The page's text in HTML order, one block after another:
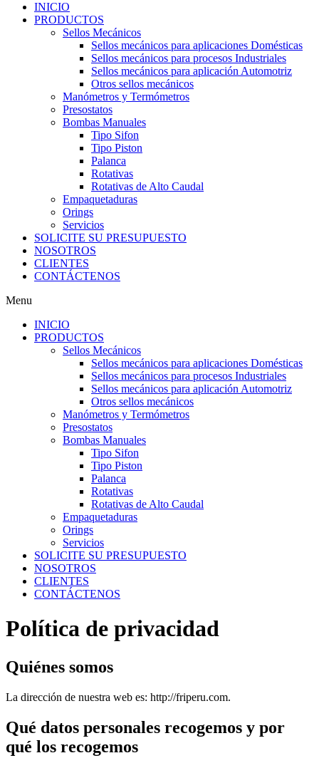
INICIO
PRODUCTOS
Sellos Mecánicos
Sellos mecánicos para aplicaciones Domésticas
Sellos mecánicos para procesos Industriales
Sellos mecánicos para aplicación Automotriz
Otros sellos mecánicos
Manómetros y Termómetros
Presostatos
Bombas Manuales
Tipo Sifon
Tipo Piston
Palanca
Rotativas
Rotativas de Alto Caudal
Empaquetaduras
Orings
Servicios
SOLICITE SU PRESUPUESTO
NOSOTROS
CLIENTES
CONTÁCTENOS
Menu
INICIO
PRODUCTOS
Sellos Mecánicos
Sellos mecánicos para aplicaciones Domésticas
Sellos mecánicos para procesos Industriales
Sellos mecánicos para aplicación Automotriz
Otros sellos mecánicos
Manómetros y Termómetros
Presostatos
Bombas Manuales
Tipo Sifon
Tipo Piston
Palanca
Rotativas
Rotativas de Alto Caudal
Empaquetaduras
Orings
Servicios
SOLICITE SU PRESUPUESTO
NOSOTROS
CLIENTES
CONTÁCTENOS
Política de privacidad
Quiénes somos
La dirección de nuestra web es: http://friperu.com.
Qué datos personales recogemos y por
qué los recogemos